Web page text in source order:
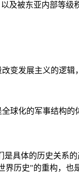
及被东亚内部等
变发展主义的逻
球化的军事结构的
具体的历史关系
历史"的重构，也